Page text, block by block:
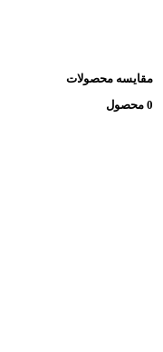
مقایسه محصولات
0 محصول